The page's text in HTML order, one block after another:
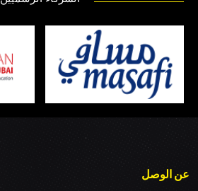
عن الوصل